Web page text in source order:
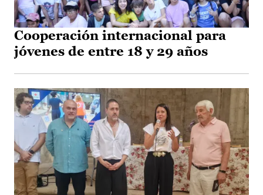
Cooperación internacional para
jóvenes de entre 18 y 29 años